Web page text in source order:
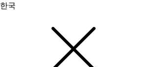
한국